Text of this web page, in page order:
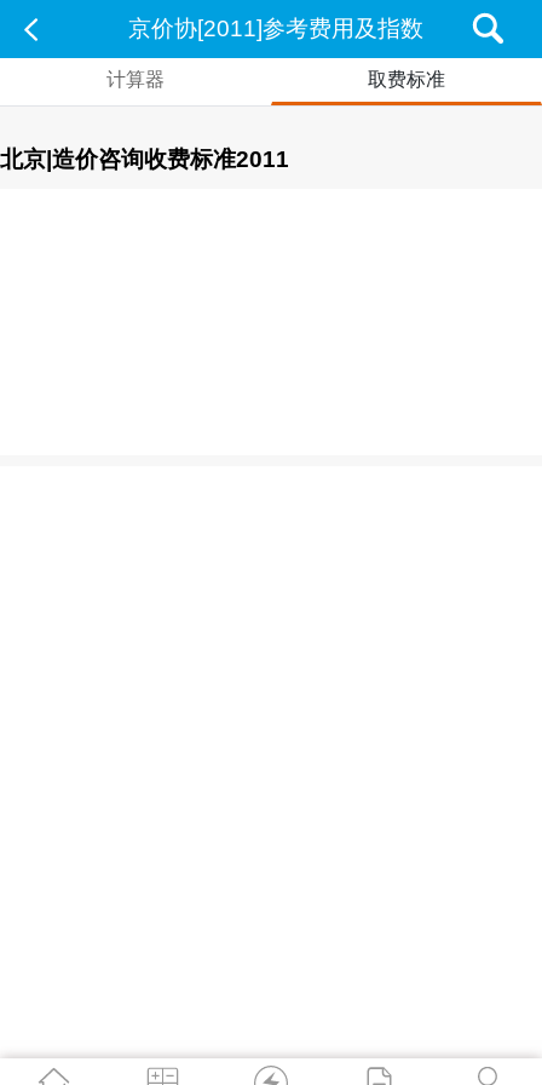
京价协[2011]参考费用及指数
计算器 取费标准
北京|造价咨询收费标准2011